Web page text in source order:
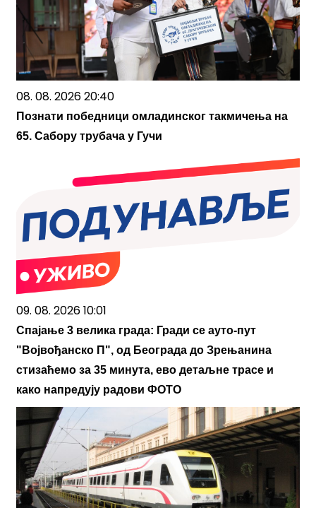
08. 08. 2026 20:40
Познати победници омладинског такмичења на
65. Сабору трубача у Гучи
09. 08. 2026 10:01
Спајање 3 велика града: Гради се ауто-пут
"Војвођанско П", од Београда до Зрењанина
стизаћемо за 35 минута, ево детаљне трасе и
како напредују радови ФОТО